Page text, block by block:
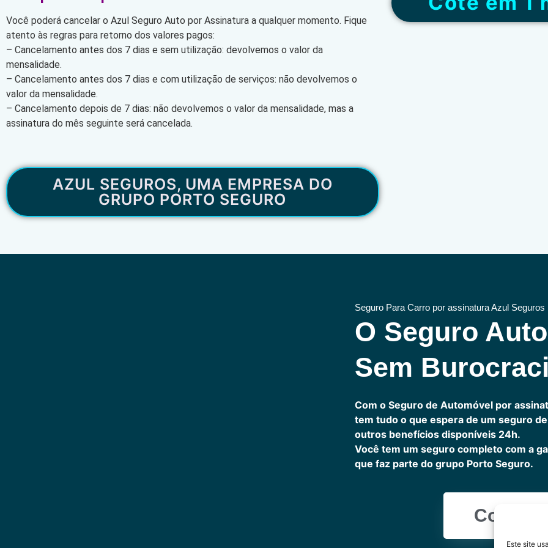
Este site
Você poderá cancelar o Azul Seguro Auto por Assinatura a qualquer momento. Fique
atento às regras para retorno dos valores pagos:
– Cancelamento antes dos 7 dias e sem utilização: devolvemos o valor da
mensalidade.
– Cancelamento antes dos 7 dias e com utilização de serviços: não devolvemos o
valor da mensalidade.
– Cancelamento depois de 7 dias: não devolvemos o valor da mensalidade, mas a
assinatura do mês seguinte será cancelada.
AZUL SEGUROS, UMA EMPRESA DO
GRUPO PORTO SEGURO
Seguro Para Carro por assinatura Azul Seguros
O Seguro
Sem
Com o Seguro de Automóvel por
tem tudo o que espera de um seguro
outros benefícios disponíveis 24h.
Você tem um seguro completo com a
que faz parte do grupo Porto Seguro.
Cote